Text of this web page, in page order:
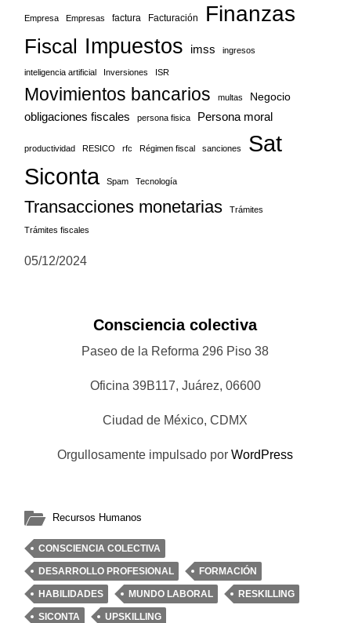
Empresa Empresas factura Facturación Finanzas
Fiscal Impuestos imss ingresos
inteligencia artificial Inversiones ISR
Movimientos bancarios multas Negocio
obligaciones fiscales persona fisica Persona moral
productividad RESICO rfc Régimen fiscal sanciones Sat
Siconta Spam Tecnología
Transacciones monetarias Trámites
Trámites fiscales
05/12/2024
Consciencia colectiva
Paseo de la Reforma 296 Piso 38
Oficina 39B117, Juárez, 06600
Ciudad de México, CDMX
Orgullosamente impulsado porWordPress
Recursos Humanos
CONSCIENCIA COLECTIVA
DESARROLLO PROFESIONAL FORMACIÓN
HABILIDADES MUNDO LABORAL RESKILLING
SICONTA UPSKILLING